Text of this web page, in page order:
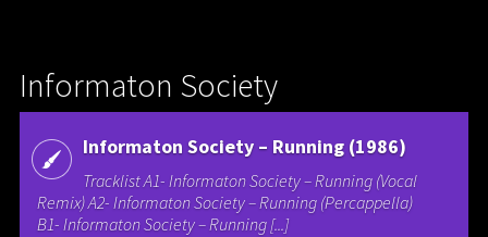
Informaton Society
Informaton Society – Running (1986)
Tracklist A1- Informaton Society – Running (Vocal
Remix) A2- Informaton Society – Running (Percappella)
B1- Informaton Society – Running [...]